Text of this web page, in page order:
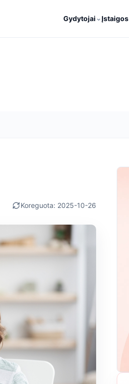
Gydytojai ⌄Įstaigos
Koreguota: 2025-10-26